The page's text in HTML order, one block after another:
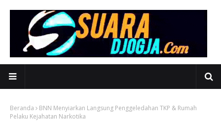
Beranda
BNN Menyiarkan Langsung Penggeledahan TKP & Rumah
Pelaku Kejahatan Narkotika